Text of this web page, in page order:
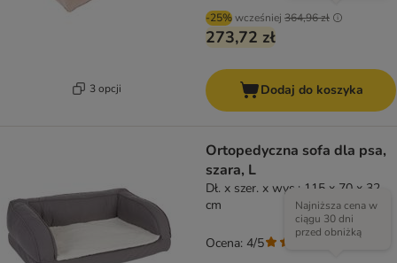
3 opcji
-25%wcześniej 364,96 zł
273,72 zł
Dodaj do koszyka
Ortopedyczna sofa dla psa,
szara, L
Dł. x szer. x wys.: 115 x 70 x 32
cm
Najniższa cena w
ciągu 30 dni
przed obniżką
Ocena: 4/5